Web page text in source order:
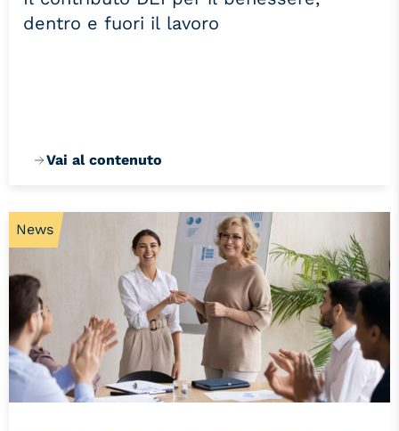
dentro e fuori il lavoro
Vai al contenuto
News